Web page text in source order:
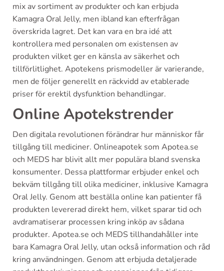
mix av sortiment av produkter och kan erbjuda
Kamagra Oral Jelly, men ibland kan efterfrågan
överskrida lagret. Det kan vara en bra idé att
kontrollera med personalen om existensen av
produkten vilket ger en känsla av säkerhet och
tillförlitlighet. Apotekens prismodeller är varierande,
men de följer generellt en räckvidd av etablerade
priser för erektil dysfunktion behandlingar.
Online Apotekstrender
Den digitala revolutionen förändrar hur människor får
tillgång till mediciner. Onlineapotek som Apotea.se
och MEDS har blivit allt mer populära bland svenska
konsumenter. Dessa plattformar erbjuder enkel och
bekväm tillgång till olika mediciner, inklusive Kamagra
Oral Jelly. Genom att beställa online kan patienter få
produkten levererad direkt hem, vilket sparar tid och
avdramatiserar processen kring inköp av sådana
produkter. Apotea.se och MEDS tillhandahåller inte
bara Kamagra Oral Jelly, utan också information och råd
kring användningen. Genom att erbjuda detaljerade